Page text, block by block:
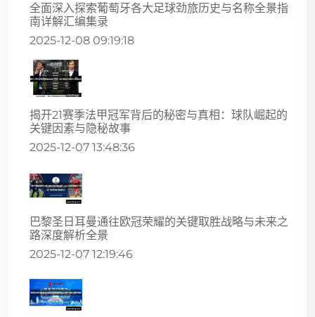
全面深入探索葡萄牙各大足球劲旅历史与名称全景指
南详解汇编集录
2025-12-08 09:19:18
揭开21赛季法甲冠军背后的秘密与真相：球队崛起的
关键因素与隐秘故事
2025-12-07 13:48:36
巴黎圣日耳曼通往欧冠荣耀的关键取胜战略与未来之
路深度解析全景
2025-12-07 12:19:46